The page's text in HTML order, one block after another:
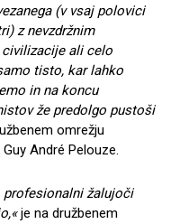
(v vsaj polovici
z nevzdržnim
ali celo
tisto, kar lahko
in na koncu
že predolgo pustoši
omrežju
André Pelouze.
profesionalni žalujoči
je na družbenem